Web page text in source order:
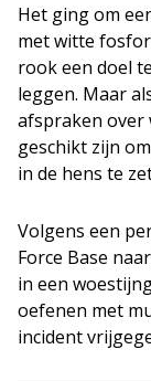
Het ging om
met witte
rook een doel
leggen. Maar
afspraken over
geschikt zijn
in de hens te
Volgens een
Force Base
in een
oefenen met
incident